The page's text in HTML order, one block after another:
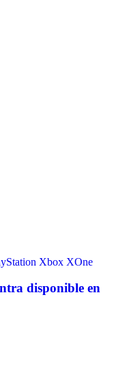
Xbox XOne
disponible en